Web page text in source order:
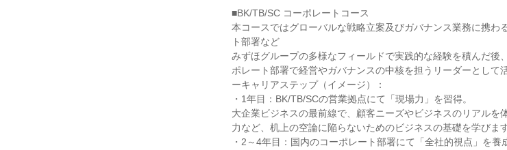
■BK/TB/SC コーポレートコース
本コースではグローバルな戦略立案及びガバナンス業務に携わ
ト部署など
みずほグループの多様なフィールドで実践的な経験を積んだ後
ポレート部署で経営やガバナンスの中核を担うリーダーとして
ーキャリアステップ（イメージ）：
・1年目：BK/TB/SCの営業拠点にて「現場力」を習得。
大企業ビジネスの最前線で、顧客ニーズやビジネスのリアルを
力など、机上の空論に陥らないためのビジネスの基礎を学びます
・2～4年目：国内のコーポレート部署にて「全社的視点」を養